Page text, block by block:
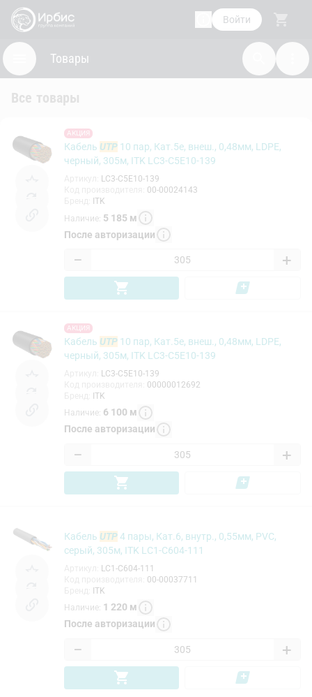
Войти
Товары
Все товары
АКЦИЯ
Кабель UTP 10 пар, Кат.5e, внеш., 0,48мм, LDPE,
черный, 305м, ITK LC3-C5E10-139
LC3-C5E10-139
00-00024143
ITK
Наличие: 5 185 м
После авторизации
− +
АКЦИЯ
Кабель UTP 10 пар, Кат.5e, внеш., 0,48мм, LDPE,
черный, 305м, ITK LC3-C5E10-139
LC3-C5E10-139
00000012692
ITK
Наличие: 6 100 м
После авторизации
− +
Кабель UTP4 пары, Кат.6, внутр., 0,55мм, PVC,
серый, 305м, ITK LC1-C604-111
LC1-C604-111
00-00037711
ITK
Наличие: 1 220 м
После авторизации
− +